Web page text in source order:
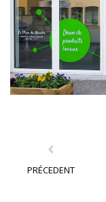
PRÉCEDENT